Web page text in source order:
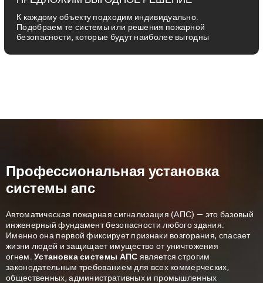
К каждому объекту подходим индивидуально.
Подобраем те системы или решения пожарной
безопасности, которые будут наиболее выгодны
Профессиональная установка
системы апс
Автоматическая пожарная сигнализация (АПС) — это базовый
инженерный фундамент безопасности любого здания.
Именно она первой фиксирует признаки возгорания, спасает
жизни людей и защищает имущество от уничтожения
огнем.Установка системы АПС является строгим
законодательным требованием для всех коммерческих,
общественных, административных и промышленных